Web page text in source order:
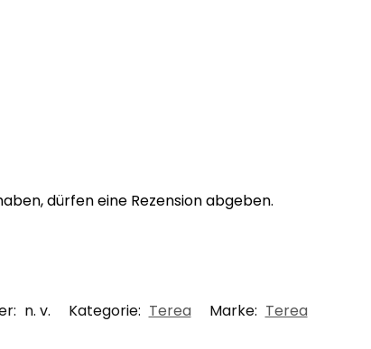
dürfen eine Rezension abgeben.
n. v. Kategorie: Terea Marke: Terea